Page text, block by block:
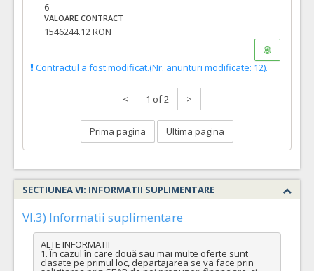
6
VALOARE CONTRACT
1546244.12 RON
Contractul a fost modificat.(Nr. anunturi modificate: 12).
< 1 of 2 >
Prima pagina Ultima pagina
SECTIUNEA VI: INFORMATII SUPLIMENTARE
VI.3) Informatii suplimentare
ALTE INFORMATII
1. În cazul în care două sau mai multe oferte sunt
clasate pe primul loc, departajarea se va face prin